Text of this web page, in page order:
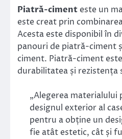
Piatră-ciment este un
este creat prin
Acesta este disponibil în
panouri de piatră-ciment
ciment. Piatră-ciment
durabilitatea și rezistența
„Alegerea
designul exterior al
pentru a obține un
fie atât estetic, cât și